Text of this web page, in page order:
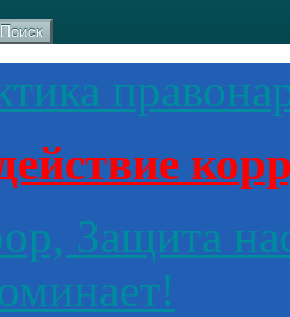
Поиск
Защита